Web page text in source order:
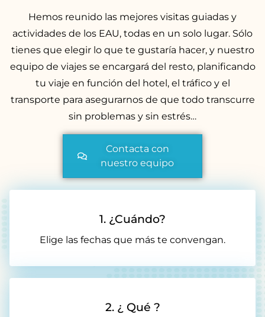
Hemos reunido las mejores visitas guiadas y
actividades de los EAU, todas en un solo lugar. Sólo
tienes que elegir lo que te gustaría hacer, y nuestro
equipo de viajes se encargará del resto, planificando
tu viaje en función del hotel, el tráfico y el
transporte para asegurarnos de que todo transcurre
sin problemas y sin estrés…
Contacta con
nuestro equipo
1. ¿Cuándo?
Elige las fechas que más te convengan.
2. ¿ Qué ?